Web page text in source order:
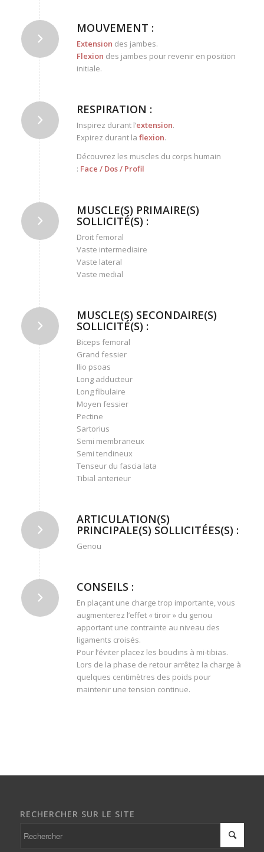
MOUVEMENT :
Extension des jambes.
Flexion des jambes pour revenir en position
initiale.
RESPIRATION :
Inspirez durant l’extension.
Expirez durant la flexion.
Découvrez les muscles du corps humain
: Face / Dos/ Profil
MUSCLE(S) PRIMAIRE(S)
SOLLICITÉ(S) :
Droit femoral
Vaste intermediaire
Vaste lateral
Vaste medial
MUSCLE(S) SECONDAIRE(S)
SOLLICITÉ(S) :
Biceps femoral
Grand fessier
Ilio psoas
Long adducteur
Long fibulaire
Moyen fessier
Pectine
Sartorius
Semi membraneux
Semi tendineux
Tenseur du fascia lata
Tibial anterieur
ARTICULATION(S)
PRINCIPALE(S) SOLLICITÉES(S) :
Genou
CONSEILS :
En plaçant une charge trop importante, vous
augmenterez l’effet « tiroir » du genou
apportant une contrainte au niveau des
ligaments croisés.
Pour l’éviter placez les boudins à mi-tibias.
Lors de la phase de retour arrêtez la charge à
quelques centimètres des poids pour
maintenir une tension continue.
RECHERCHER SUR LE SITE